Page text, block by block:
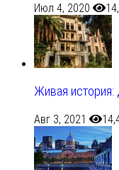
Июл 4, 2020
Живая история:
Авг 3, 2021